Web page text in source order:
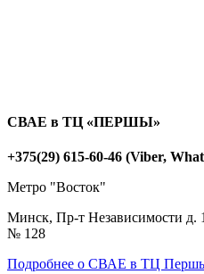
СВАЕ в ТЦ «ПЕРШЫ»
+375(29) 615-60-46 (Viber,
Метро "Восток"
Минск, Пр-т Независимости д.
№ 128
Подробнее о СВАЕ в ТЦ